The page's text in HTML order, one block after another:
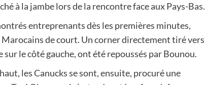
à la jambe lors de la rencontre face aux Pays-Bas.
entreprenants dès les premières minutes,
de court. Un corner directement tiré vers
le côté gauche, ont été repoussés par Bounou.
les Canucks se sont, ensuite, procuré une